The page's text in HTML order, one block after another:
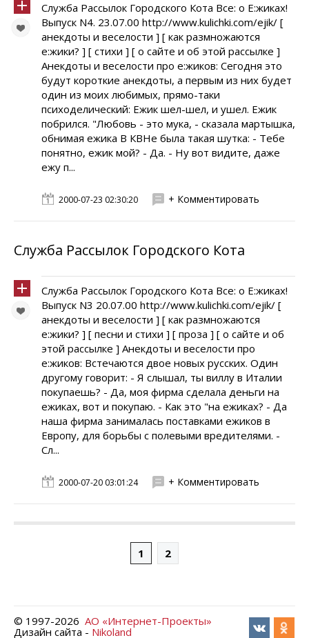
Служба Рассылок Городского Кота Всe: о E:жиках!
Выпуск N4. 23.07.00 http://www.kulichki.com/ejik/ [
анекдоты и веселости ] [ как размножаются
e:жики? ] [ стихи ] [ о сайте и об этой рассылке ]
Анекдоты и веселости про e:жиков: Сегодня это
будут короткие анекдоты, а первым из них будет
один из моих любимых, прямо-таки
психоделический: Ежик шел-шел, и ушел. Ежик
побрился. "Любовь - это мука, - сказала мартышка,
обнимая ежика В КВНе была такая шутка: - Тебе
понятно, ежик мой? - Да. - Ну вот видите, даже
ежу п...
2000-07-23 02:30:20 + Комментировать
Служба Рассылок Городского Кота
Служба Рассылок Городского Кота Всe: о E:жиках!
Выпуск N3 20.07.00 http://www.kulichki.com/ejik/ [
анекдоты и веселости ] [ как размножаются
e:жики? ] [ песни и стихи ] [ проза ] [ о сайте и об
этой рассылке ] Анекдоты и веселости про
e:жиков: Встечаются двое новых pyсских. Один
дpyгомy говоpит: - Я слышал, ты виллy в Италии
покyпаешь? - Да, моя фиpма сделала деньги на
ежиках, вот и покyпаю. - Как это "на ежиках? - Да
наша фиpма занималась поставками ежиков в
Евpопy, для боpьбы с полевыми вpедителями. -
Сл...
2000-07-20 03:01:24 + Комментировать
1 2
© 1997-2026 АО «Интернет-Проекты»
Дизайн сайта - Nikoland